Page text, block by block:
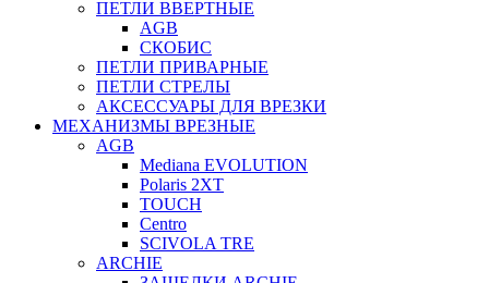
ПЕТЛИ ВВЕРТНЫЕ
AGB
СКОБИС
ПЕТЛИ ПРИВАРНЫЕ
ПЕТЛИ СТРЕЛЫ
АКСЕССУАРЫ ДЛЯ ВРЕЗКИ
МЕХАНИЗМЫ ВРЕЗНЫЕ
AGB
Mediana EVOLUTION
Polaris 2XT
TOUCH
Centro
SCIVOLA TRE
ARCHIE